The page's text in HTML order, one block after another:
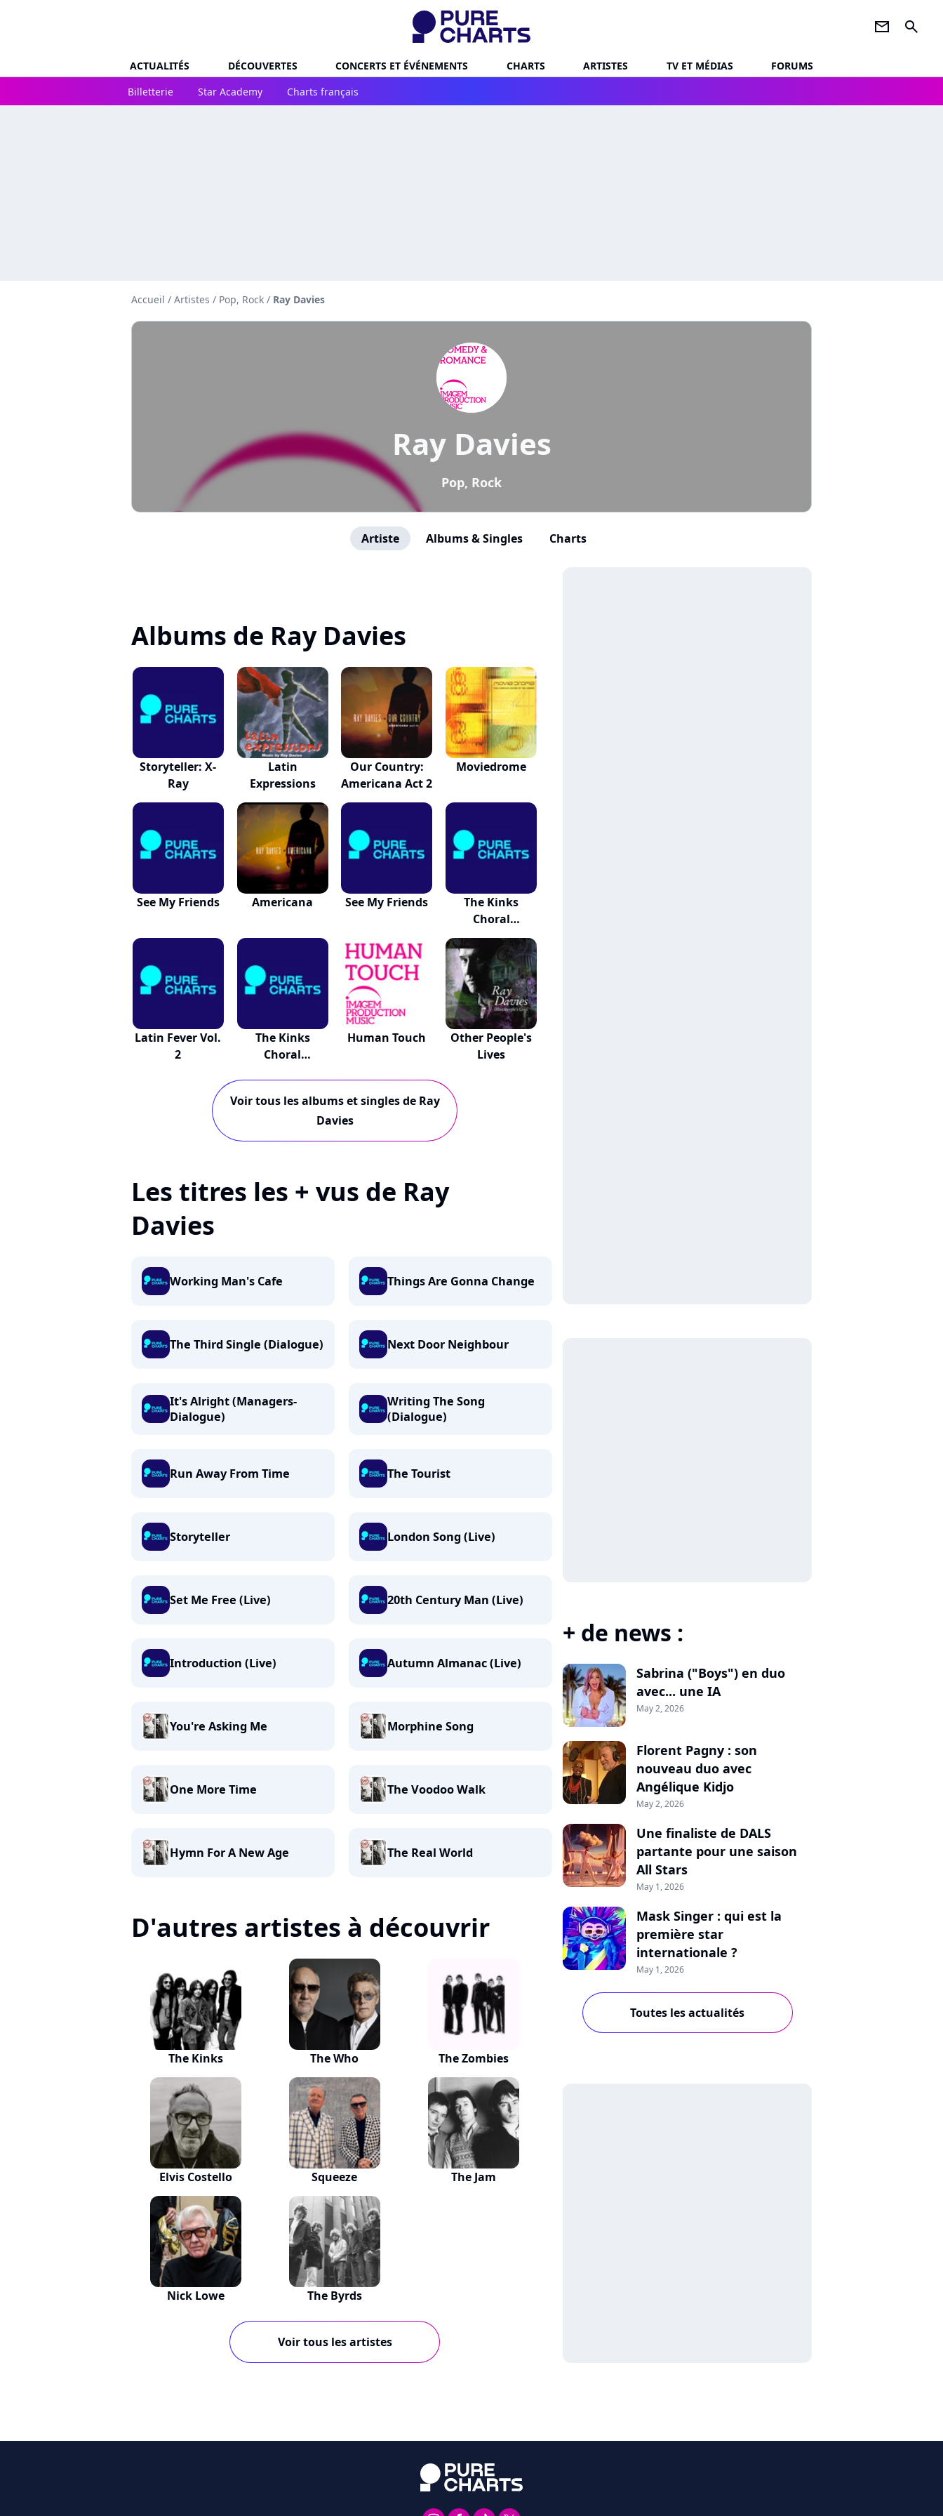
newsletter search
ACTUALITÉS DÉCOUVERTES CONCERTS ET ÉVÉNEMENTS CHARTS ARTISTES TV ET MÉDIAS
FORUMS
Billetterie
Star Academy Charts français
Accueil / Artistes / Pop, Rock / Ray Davies
Ray Davies
Pop, Rock
Artiste Albums & Singles Charts
Albums de Ray Davies
Storyteller: X-
Ray
Latin
Expressions
Our Country:
Americana Act 2
Moviedrome
See My Friends Americana See My Friends
The Kinks
Choral
Collection B...
Latin Fever Vol.
2
The Kinks
Choral
Human Touch
Other People's
Lives
Voir tous les albums et singles de Ray
Davies
Les titres les + vus de Ray
Davies
Working Man's Cafe Things Are Gonna Change
The Third Single (Dialogue) Next Door Neighbour
It's Alright (Managers-
Dialogue)
Writing The Song
(Dialogue)
Run Away From Time The Tourist
Storyteller London Song (Live)
Set Me Free (Live) 20th Century Man (Live)
Introduction (Live) Autumn Almanac (Live)
You're Asking Me Morphine Song
One More Time The Voodoo Walk
Hymn For A New Age The Real World
D'autres artistes à découvrir
The Kinks The Who The Zombies
Elvis Costello Squeeze The Jam
Nick Lowe The Byrds
Voir tous les artistes
+ de news :
Sabrina ("Boys") en duo
avec... une IA
May 2, 2026
Florent Pagny : son
nouveau duo avec
Angélique Kidjo
May 2, 2026
Une finaliste de DALS
partante pour une saison
All Stars
May 1, 2026
Mask Singer : qui est la
première star
internationale ?
May 1, 2026
Toutes les actualités